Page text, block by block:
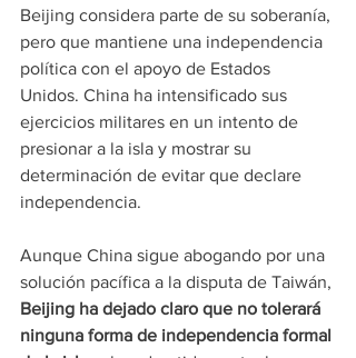
Beijing considera parte de su soberanía,
pero que mantiene una independencia
política con el apoyo de Estados
Unidos. China ha intensificado sus
ejercicios militares en un intento de
presionar a la isla y mostrar su
determinación de evitar que declare
independencia.
Aunque China sigue abogando por una
solución pacífica a la disputa de Taiwán,
Beijing ha dejado claro que no tolerará
ninguna forma de independencia formal